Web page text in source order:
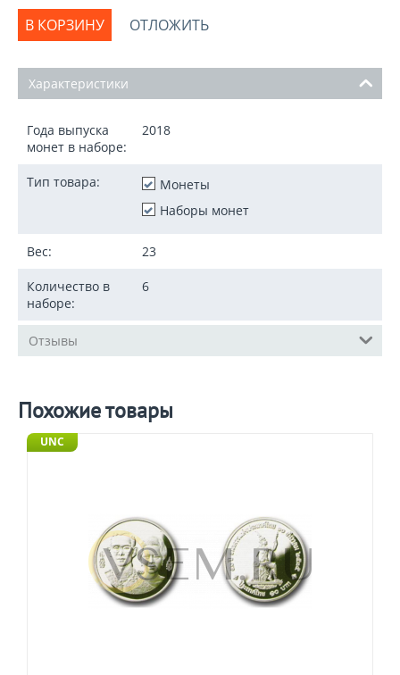
В КОРЗИНУ ОТЛОЖИТЬ
Характеристики
Года выпуска
монет в наборе:
2018
Тип товара:
Монеты
Наборы монет
Вес: 23
Количество в
наборе:
6
Отзывы
Похожие товары
UNC